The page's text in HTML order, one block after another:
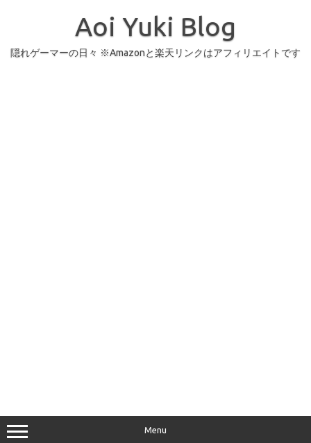
Aoi Yuki Blog
隠れゲーマーの日々 ※Amazonと楽天リンクはアフィリエイトです
Menu